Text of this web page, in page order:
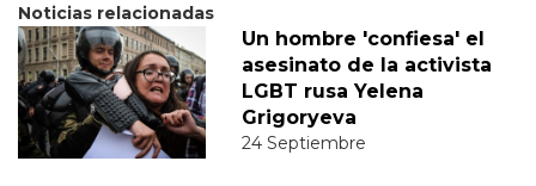
Noticias relacionadas
Un hombre 'confiesa' el
asesinato de la activista
LGBT rusa Yelena
Grigoryeva
24 Septiembre